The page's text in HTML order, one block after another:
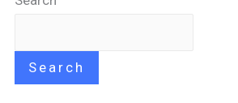
Search